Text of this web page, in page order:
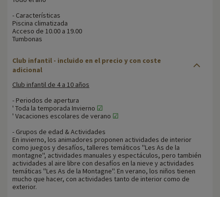
- Características
Piscina climatizada
Acceso de 10.00 a 19.00
Tumbonas
Club infantil - incluido en el precio y con coste
adicional
Club infantil de 4 a 10 años
- Periodos de apertura
' Toda la temporada Invierno ☑
' Vacaciones escolares de verano ☑
- Grupos de edad & Actividades
En invierno, los animadores proponen actividades de interior
como juegos y desafíos, talleres temáticos ''Les As de la
montagne'', actividades manuales y espectáculos, pero también
actividades al aire libre con desafíos en la nieve y actividades
temáticas ''Les As de la Montagne''. En verano, los niños tienen
mucho que hacer, con actividades tanto de interior como de
exterior.